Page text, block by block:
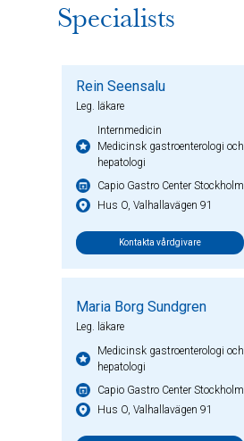
Specialists
Rein Seensalu
Leg. läkare
Internmedicin
Medicinsk gastroenterologi och
hepatologi
Capio Gastro Center Stockholm
Hus O, Valhallavägen 91
Kontakta vårdgivare
Maria Borg Sundgren
Leg. läkare
Medicinsk gastroenterologi och
hepatologi
Capio Gastro Center Stockholm
Hus O, Valhallavägen 91